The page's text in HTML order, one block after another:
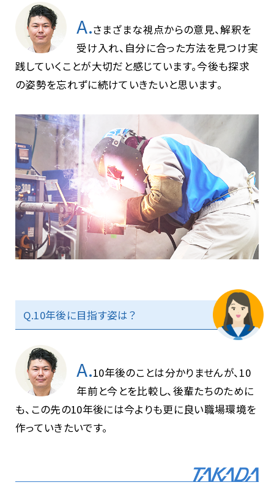
A.さまざまな視点からの意見、解釈を
受け入れ、自分に合った方法を見つけ実
践していくことが大切だと感じています。今後も探求
の姿勢を忘れずに続けていきたいと思います。
Q.10年後に目指す姿は？
A.10年後のことは分かりませんが、10
年前と今とを比較し、後輩たちのために
も、この先の10年後には今よりも更に良い職場環境を
作っていきたいです。